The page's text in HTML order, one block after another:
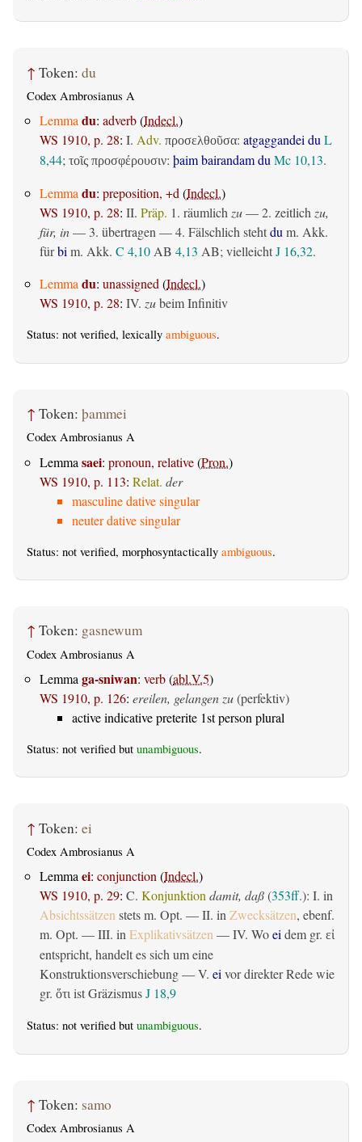
↑ Token: du
Codex Ambrosianus A
Lemmadu: adverb(Indecl.)
WS 1910, p. 28: I. Adv. προσελθοῦσα: atgaggandei duL
8,44; τοῖς προσφέρουσιν: þaim bairandam duMc 10,13.
Lemmadu: preposition, +d(Indecl.)
WS 1910, p. 28: II. Präp. 1. räumlichzu— 2. zeitlichzu,
für, in— 3. übertragen— 4. Fälschlich stehtdum. Akk.
fürbim. Akk. C 4,10AB 4,13 AB; vielleichtJ 16,32.
Lemmadu: unassigned(Indecl.)
WS 1910, p. 28: IV. zubeim Infinitiv
Status: not verified, lexically ambiguous.
↑ Token: þammei
Codex Ambrosianus A
Lemma saei: pronoun, relative(Pron.)
WS 1910, p. 113: Relat. der
masculine dative singular
neuter dative singular
Status: not verified, morphosyntactically ambiguous.
↑ Token: gasnewum
Codex Ambrosianus A
Lemma ga-sniwan: verb(abl.V.5)
WS 1910, p. 126: ereilen, gelangen zu(perfektiv)
active indicative preterite 1st person plural
Status: not verified but unambiguous.
↑ Token: ei
Codex Ambrosianus A
Lemmaei: conjunction(Indecl.)
WS 1910, p. 29: C. Konjunktiondamit, daß(353ff.): I. in
Absichtssätzenstets m. Opt. — II. inZwecksätzen, ebenf.
m. Opt. — III. inExplikativsätzen— IV. Woeidem gr. εἰ
entspricht, handelt es sich um eine
Konstruktionsverschiebung — V. eivor direkter Rede wie
gr. ὅτι ist GräzismusJ 18,9
Status: not verified but unambiguous.
↑ Token: samo
Codex Ambrosianus A